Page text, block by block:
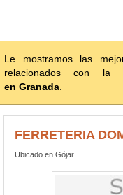
Le mostramos las
relacionados con la
en Granada
FERRETERIA
Ubicado en Gójar